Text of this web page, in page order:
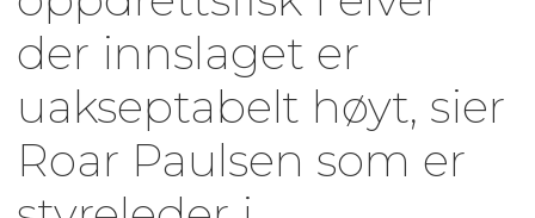
der innslaget er
uakseptabelt høyt, sier
Roar Paulsen som er